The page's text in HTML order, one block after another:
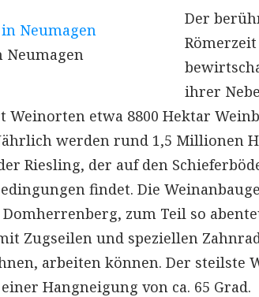
Der
ihrer
Weinorten etwa 8800 Hektar
werden rund 1,5 Millionen
Riesling, der auf den
findet. Die
zum Teil so
Zugseilen und speziellen
arbeiten können. Der steilste
Hangneigung von ca. 65 Grad.